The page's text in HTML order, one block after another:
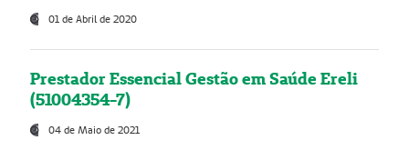
01 de Abril de 2020
Prestador Essencial Gestão em Saúde Ereli
(51004354-7)
04 de Maio de 2021